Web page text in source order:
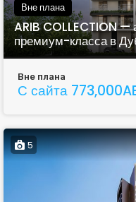
Вне плана
ARIB COLLECTION —
премиум-класса в
Вне плана
С сайта
5